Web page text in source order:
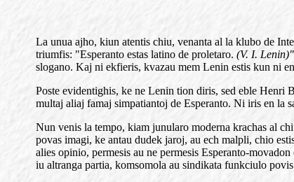
La unua ajho, kiun atentis chiu, venanta al la klubo de
triumfis: "Esperanto estas latino de proletaro. (V. I.
slogano. Kaj ni ekfieris, kvazau mem Lenin estis kun ni
Poste evidentighis, ke ne Lenin tion diris, sed eble
multaj aliaj famaj simpatiantoj de Esperanto. Ni iris en
Nun venis la tempo, kiam junularo moderna krachas al
povas imagi, ke antau dudek jaroj, au ech malpli, chio
alies opinio, permesis au ne permesis Esperanto-
iu altranga partia, komsomola au sindikata funkciulo